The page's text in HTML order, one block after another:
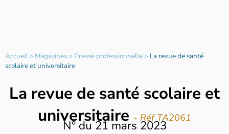
Accueil> Magazines> Presse professionnelle> La revue de santé
scolaire et universitaire
La revue de santé scolaire et
universitaire - Réf TA2061
N°du21 mars 2023